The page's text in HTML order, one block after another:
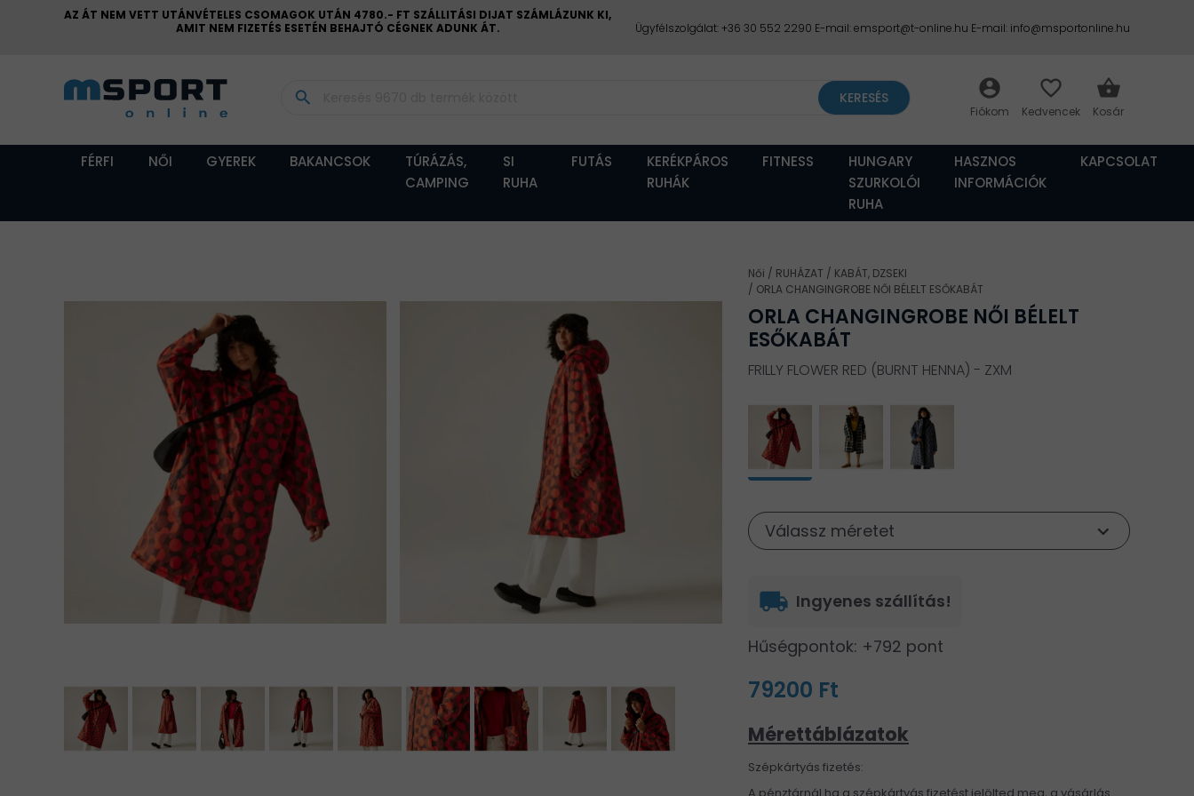
AZ ÁT NEM VETT UTÁNVÉTELES CSOMAGOK UTÁN 4780.- FT SZÁLLITÁSI DIJAT SZÁMLÁZUNK KI,
AMIT NEM FIZETÉS ESETÉN BEHAJTÓ CÉGNEK ADUNK ÁT.
Ügyfélszolgálat: +36 30 552 2290 E-mail: emsport@t-online.hu E-mail: info@msportonline.hu
FÉRFI NŐI GYEREK BAKANCSOK
TÚRÁZÁS,
CAMPING
SI
RUHA
FUTÁS
KERÉKPÁROS
RUHÁK
FITNESS
HUNGARY
SZURKOLÓI
RUHA
HASZNOS
INFORMÁCIÓK
KAPCSOLAT
account_circle favorite_border shopping_basket
search KERESÉS
Női RUHÁZAT
KABÁT, DZSEKI
ORLA CHANGINGROBE NŐI BÉLELT ESŐKABÁT
ORLA CHANGINGROBE NŐI BÉLELT
ESŐKABÁT
FRILLY FLOWER RED (BURNT HENNA) - ZXM
Válassz méretet
local_shipping Ingyenes szállítás!
Hűségpontok: +792 pont
79200 Ft
Mérettáblázatok
Szépkártyás fizetés:
A pénztárnál ha a szépkártyás fizetést jelölted meg, a vásárlás